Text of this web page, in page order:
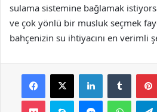
sulama sistemine bağlamak
ve çok yönlü bir musluk seçmek
bahçenizin su ihtiyacını en verimli
Facebook
X LinkedInTumblr
Pocket Skype Messenger